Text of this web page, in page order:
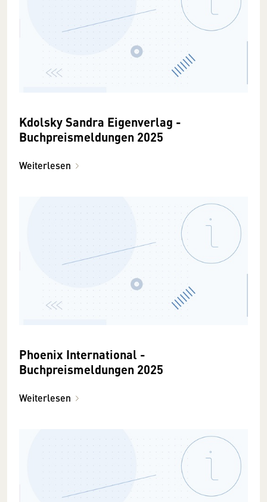
Kdolsky Sandra Eigenverlag -
Buchpreismeldungen 2025
Weiterlesen
Phoenix International -
Buchpreismeldungen 2025
Weiterlesen